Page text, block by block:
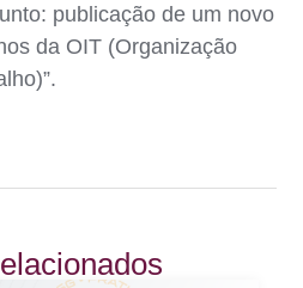
publicação de um novo
da OIT (Organização